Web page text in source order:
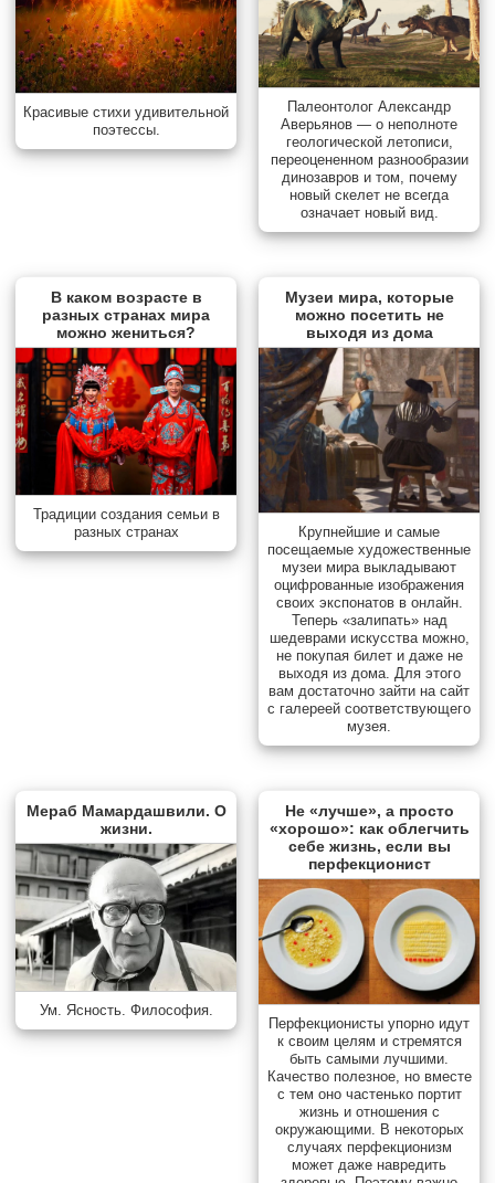
Красивые стихи удивительной
поэтессы.
Палеонтолог Александр
Аверьянов — о неполноте
геологической летописи,
переоцененном разнообразии
динозавров и том, почему
новый скелет не всегда
означает новый вид.
В каком возрасте в
разных странах мира
можно жениться?
Традиции создания семьи в
разных странах
Музеи мира, которые
можно посетить не
выходя из дома
Крупнейшие и самые
посещаемые художественные
музеи мира выкладывают
оцифрованные изображения
своих экспонатов в онлайн.
Теперь «залипать» над
шедеврами искусства можно,
не покупая билет и даже не
выходя из дома. Для этого
вам достаточно зайти на сайт
с галереей соответствующего
музея.
Мераб Мамардашвили. О
жизни.
Ум. Ясность. Философия.
Не «лучше», а просто
«хорошо»: как облегчить
себе жизнь, если вы
перфекционист
Перфекционисты упорно идут
к своим целям и стремятся
быть самыми лучшими.
Качество полезное, но вместе
с тем оно частенько портит
жизнь и отношения с
окружающими. В некоторых
случаях перфекционизм
может даже навредить